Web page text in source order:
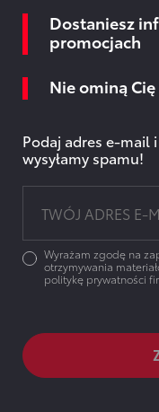
Dostaniesz
promocjach
Nie ominą
Podaj adres e-mail
wysyłamy spamu!
Wyrażam zgodę na
otrzymywania
politykę prywatności